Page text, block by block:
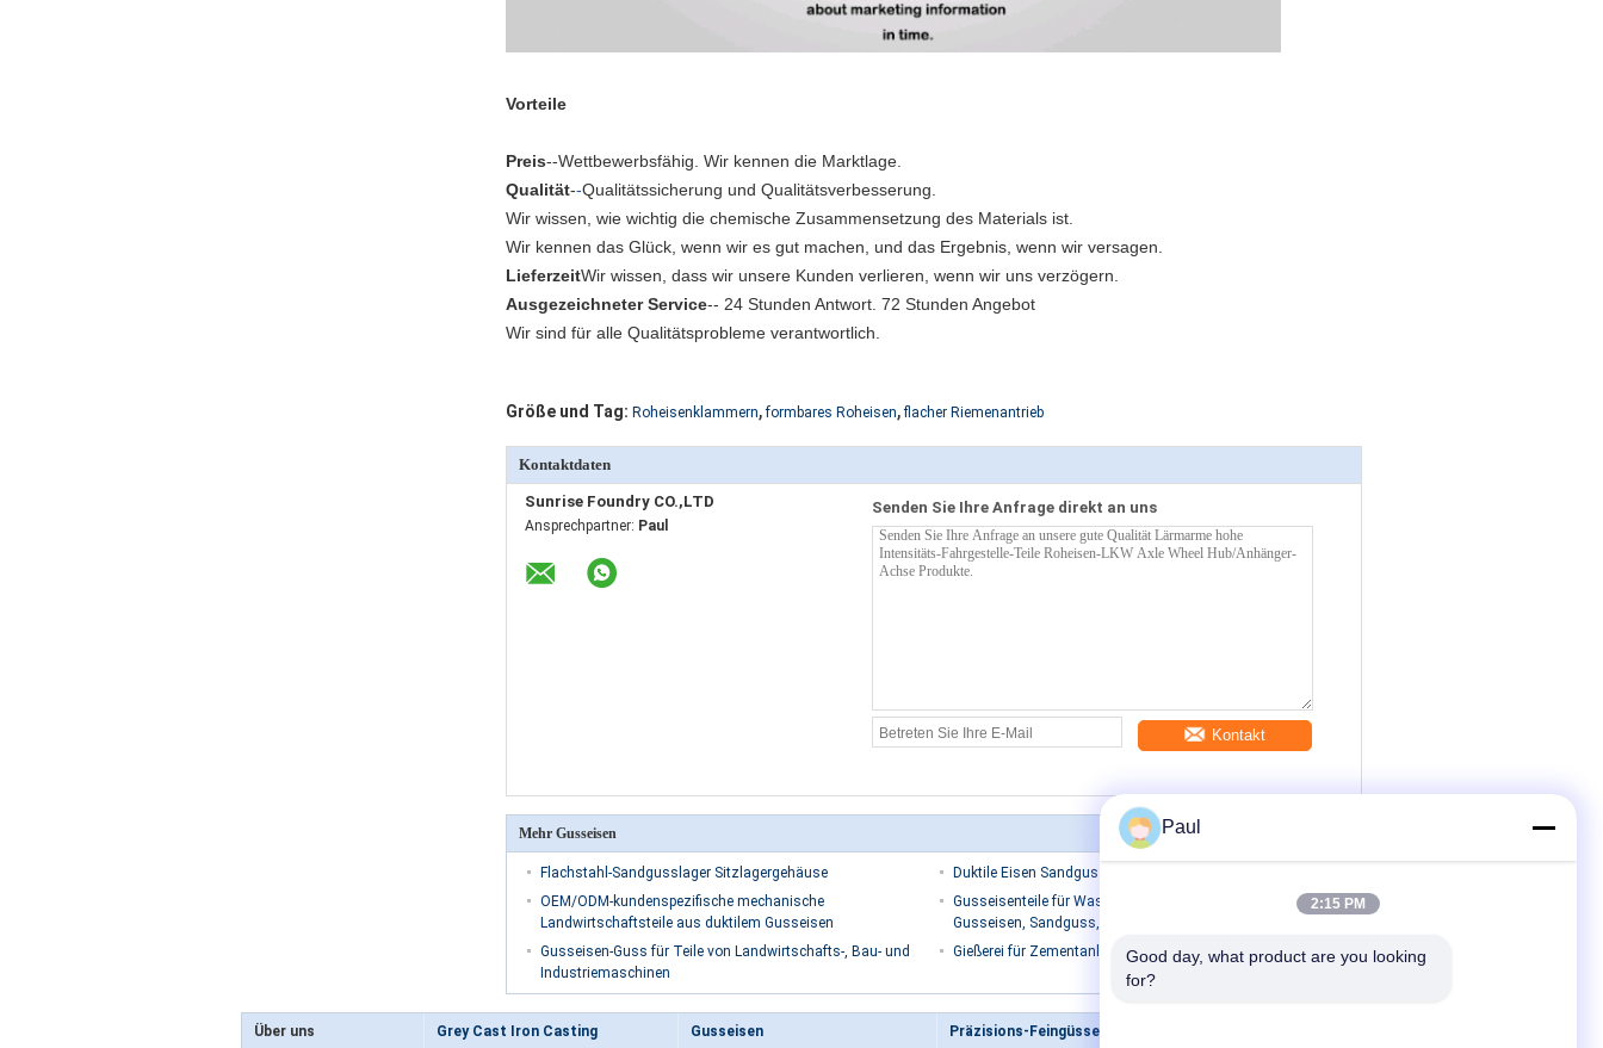
Vorteile
Preis--Wettbewerbsfähig. Wir kennen die Marktlage.
Qualität--Qualitätssicherung und Qualitätsverbesserung.
Wir wissen, wie wichtig die chemische Zusammensetzung des Materials ist.
Wir kennen das Glück, wenn wir es gut machen, und das Ergebnis, wenn wir versagen.
LieferzeitWir wissen, dass wir unsere Kunden verlieren, wenn wir uns verzögern.
Ausgezeichneter Service-- 24 Stunden Antwort. 72 Stunden Angebot
Wir sind für alle Qualitätsprobleme verantwortlich.
Größe und Tag: Roheisenklammern, formbares Roheisen, flacher Riemenantrieb
Kontaktdaten
Sunrise Foundry CO.,LTD
Ansprechpartner: Paul
Senden Sie Ihre Anfrage direkt an uns
Kontakt
Mehr Gusseisen
Flachstahl-Sandgusslager Sitzlagergehäuse
Duktile Eisen Sandguss Ablaufrinnen Gitter Gully Gitter
OEM/ODM-kundenspezifische mechanische
Landwirtschaftsteile aus duktilem Gusseisen
Gusseisenteile für Wasserpumpen aus duktilem
Gusseisen, Sandguss, Tauchpumpe aus Gusseisen
Gusseisen-Guss für Teile von Landwirtschafts-, Bau- und
Industriemaschinen
Gießerei für Zementanlagen
Über uns Grey Cast Iron Casting Gusseisen Präzisions-Feingüsse
Paul
2:15 PM
Good day, what product are you looking
for?